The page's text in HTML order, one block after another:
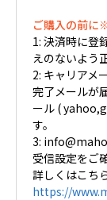
ご購入の前に
1: 決済時に登
えのないよう
2: キャリアメ
完了メールが
ール (
す。
3:
受信設定をご
詳しくはこち
https://